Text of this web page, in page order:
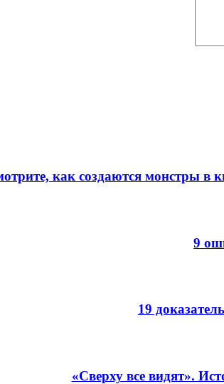
как создаются монстры в
9
19
«Сверху все видят».